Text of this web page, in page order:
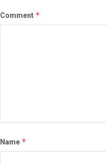
Comment *
Name *